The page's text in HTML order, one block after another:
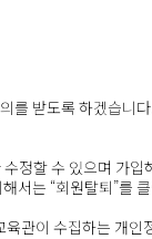
를 받도록 하겠습니다.
정할 수 있으며 가입
는 “회원탈퇴”
이 수집하는 개